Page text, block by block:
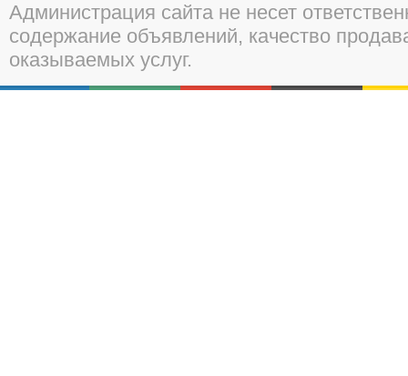
Администрация сайта не несет
содержание объявлений, качество
оказываемых услуг.